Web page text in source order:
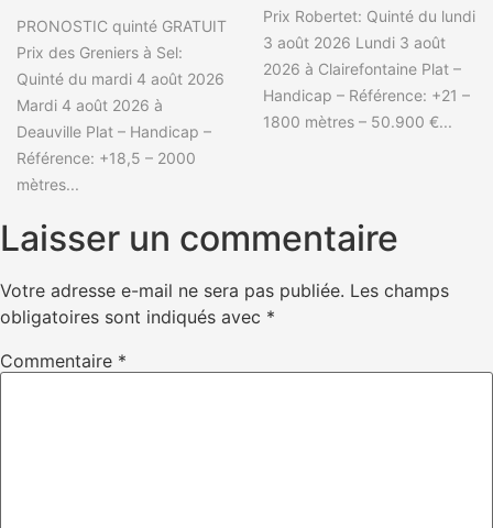
PRONOSTIC quinté GRATUIT
Prix des Greniers à Sel:
Quinté du mardi 4 août 2026
Mardi 4 août 2026 à
Deauville Plat – Handicap –
Référence: +18,5 – 2000
mètres...
Prix Robertet: Quinté du lundi
3 août 2026 Lundi 3 août
2026 à Clairefontaine Plat –
Handicap – Référence: +21 –
1800 mètres – 50.900 €...
Laisser un commentaire
Votre adresse e-mail ne sera pas publiée. Les champs
obligatoires sont indiqués avec *
Commentaire *